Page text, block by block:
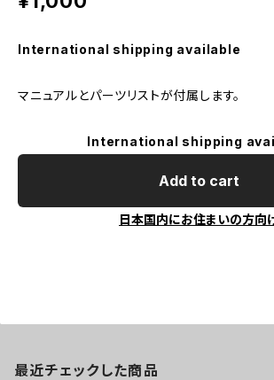
International shipping available
マニュアルとパーツリストが付属します。
International shipping
Add to cart
日本国内にお住まいの方向
最近チェックした商品